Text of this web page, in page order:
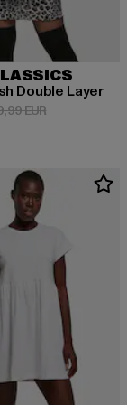
Double Layer
21,99 EUR
EURAktionspreis: